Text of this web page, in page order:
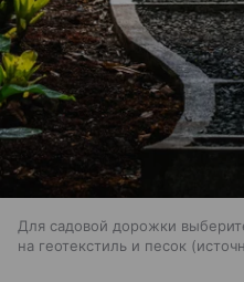
Для садовой дорожки
на геотекстиль и песок